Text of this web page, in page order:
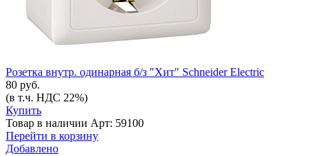
Розетка внутр. одинарная б/з "Хит" Schneider Electric
80 руб.
(в т.ч. НДС 22%)
Купить
Товар в наличии Арт: 59100
Перейти в корзину
Добавлено